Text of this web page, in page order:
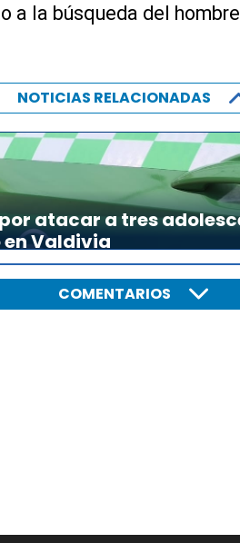
a la búsqueda del
NOTICIAS RELACIONADAS
atacar a tres
Valdivia
COMENTARIOS